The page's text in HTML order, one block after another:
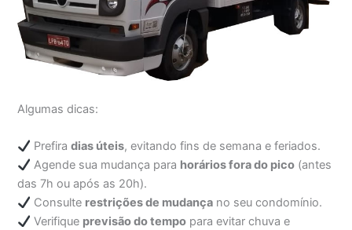
Algumas dicas:
Prefiradias úteis, evitando fins de semana e feriados.
Agende sua mudança para horários fora do pico (antes
das 7h ou após as 20h).
Consulte restrições de mudança no seu condomínio.
Verifique previsão do tempo para evitar chuva e